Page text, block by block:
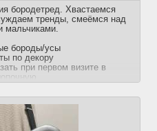
бородетред. Хвастаемся
тренды, смеёмся над
мальчиками.
бороды/усы
по декору
при первом визите в
чуханамисколько вас учить
парашей в медач
тут >>1462892